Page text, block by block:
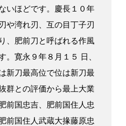
いほどです。慶長１０年
や湾れ刃、互の目丁子刃
、肥前刀と呼ばれる作風
。寛永９年８月１５ 日、
新刀最高位で位は新刀最
群との評価から最上大業
前国忠吉、肥前国住人忠
前国住人武蔵大掾藤原忠